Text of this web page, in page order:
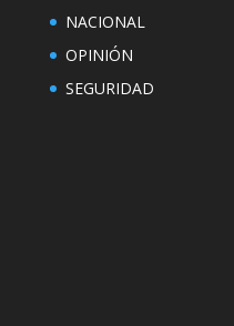
NACIONAL
OPINIÓN
SEGURIDAD